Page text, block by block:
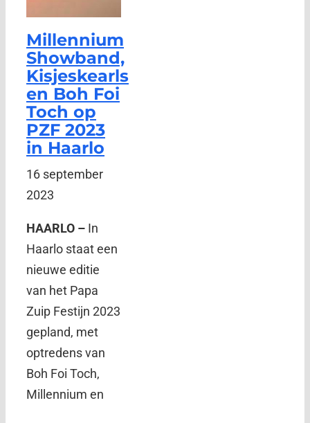
Millennium
Showband,
Kisjeskearls
en Boh Foi
Toch op
PZF 2023
in Haarlo
16 september
2023
HAARLO – In
Haarlo staat een
nieuwe editie
van het Papa
Zuip Festijn 2023
gepland, met
optredens van
Boh Foi Toch,
Millennium en